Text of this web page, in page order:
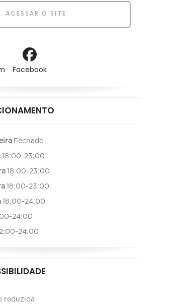
ACESSAR O SITE
Facebook
Fechado
18:00-23:00
18:00-23:00
18:00-23:00
18:00-24:00
24:00
24:00
reduzida